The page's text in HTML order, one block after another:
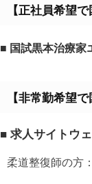
【正社員希望
■ 国試黒本治療家
【非常勤希望
■ 求人サイトウ
柔道整復師の方：